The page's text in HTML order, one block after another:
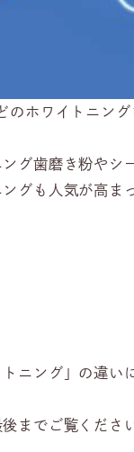
のホワイトニン
グ歯磨き粉やシ
グも人気が高ま
ニング」の違い
までご覧くださ